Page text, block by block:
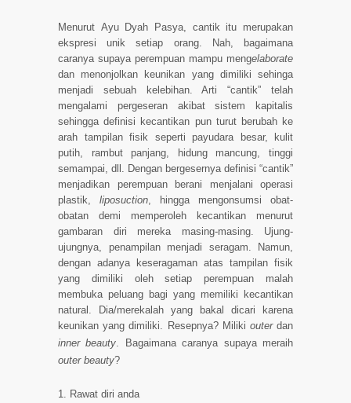
Menurut Ayu Dyah Pasya, cantik itu merupakan
ekspresi unik setiap orang. Nah, bagaimana
caranya supaya perempuan mampu mengelaborate
dan menonjolkan keunikan yang dimiliki sehinga
menjadi sebuah kelebihan. Arti “cantik” telah
mengalami pergeseran akibat sistem kapitalis
sehingga definisi kecantikan pun turut berubah ke
arah tampilan fisik seperti payudara besar, kulit
putih, rambut panjang, hidung mancung, tinggi
semampai, dll. Dengan bergesernya definisi “cantik”
menjadikan perempuan berani menjalani operasi
plastik, liposuction , hingga mengonsumsi obat-
obatan demi memperoleh kecantikan menurut
gambaran diri mereka masing-masing. Ujung-
ujungnya, penampilan menjadi seragam. Namun,
dengan adanya keseragaman atas tampilan fisik
yang dimiliki oleh setiap perempuan malah
membuka peluang bagi yang memiliki kecantikan
natural. Dia/merekalah yang bakal dicari karena
keunikan yang dimiliki. Resepnya? Miliki outerdan
inner beauty . Bagaimana caranya supaya meraih
outer beauty?
1. Rawat diri anda